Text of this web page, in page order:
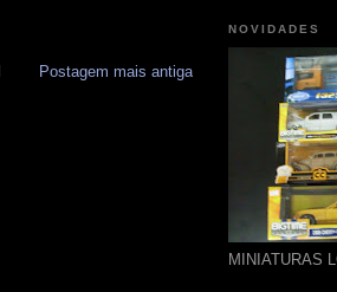
Postagem mais antiga
NOVIDADES
MINIATURAS